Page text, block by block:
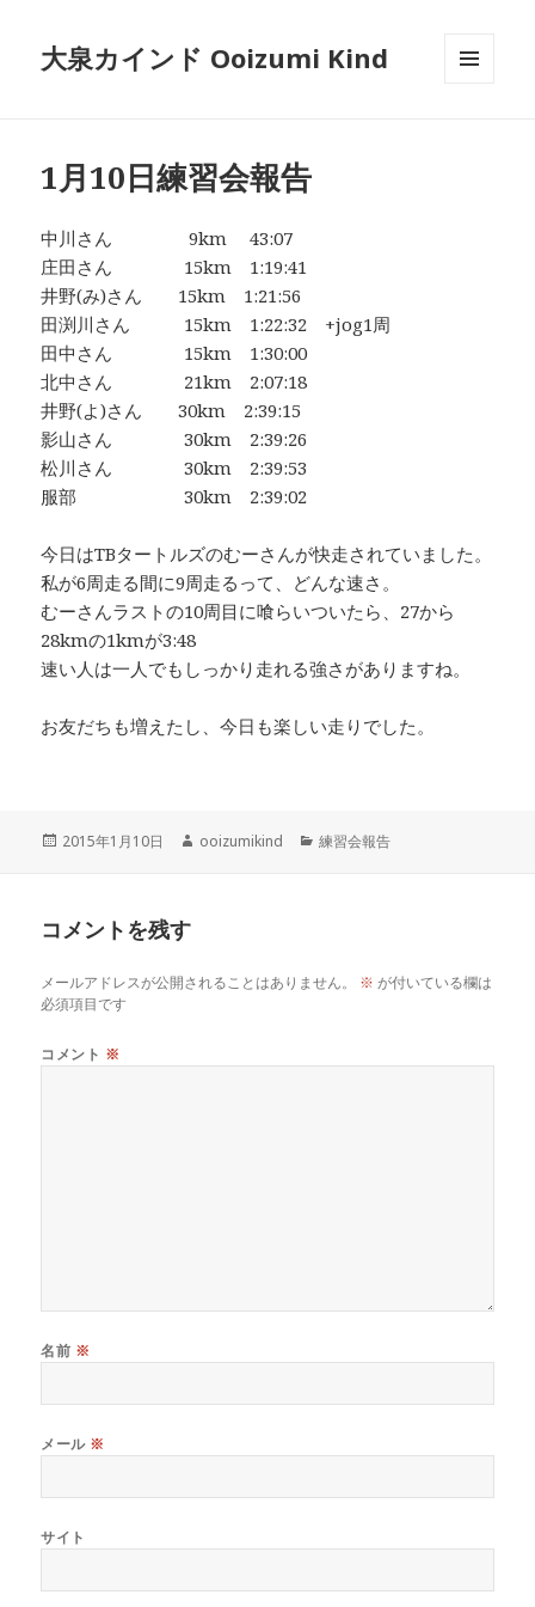
大泉カインド Ooizumi Kind
1月10日練習会報告
中川さん 9km 43:07
庄田さん 15km 1:19:41
井野(み)さん 15km 1:21:56
田渕川さん 15km 1:22:32 +jog1周
田中さん 15km 1:30:00
北中さん 21km 2:07:18
井野(よ)さん 30km 2:39:15
影山さん 30km 2:39:26
松川さん 30km 2:39:53
服部 30km 2:39:02
今日はTBタートルズのむーさんが快走されていました。
私が6周走る間に9周走るって、どんな速さ。
むーさんラストの10周目に喰らいついたら、27から
28kmの1kmが3:48
速い人は一人でもしっかり走れる強さがありますね。
お友だちも増えたし、今日も楽しい走りでした。
投
2015年1月10日
作
ooizumikind
カ
練習会報告
コメントを残す
メールアドレスが公開されることはありません。 ※ が付いている欄は
必須項目です
コメント ※
名前 ※
メール ※
サイト